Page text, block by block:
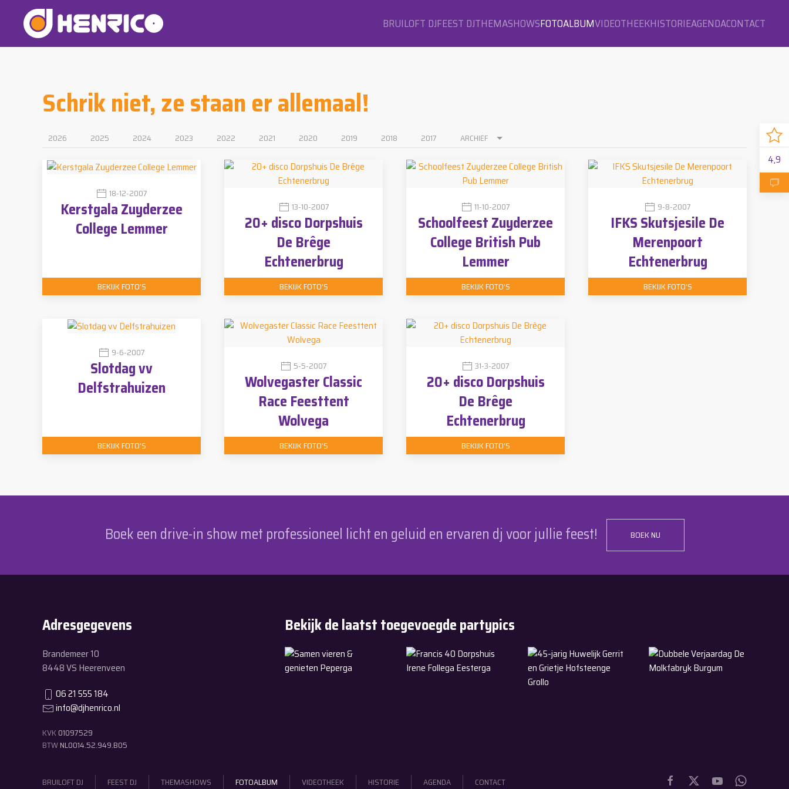
4,9
BRUILOFT DJFEEST DJTHEMASHOWSFOTOALBUMVIDEOTHEEKHISTORIEAGENDACONTACT
Schrik niet, ze staan er allemaal!
2026 2025 2024 2023 2022 2021 2020 2019 2018 2017 ARCHIEF
18-12-2007
Kerstgala Zuyderzee
College Lemmer
BEKIJK FOTO'S
13-10-2007
20+ disco Dorpshuis
De Brêge
Echtenerbrug
BEKIJK FOTO'S
11-10-2007
Schoolfeest Zuyderzee
College British Pub
Lemmer
BEKIJK FOTO'S
9-8-2007
IFKS Skutsjesile De
Merenpoort
Echtenerbrug
BEKIJK FOTO'S
9-6-2007
Slotdag vv
Delfstrahuizen
BEKIJK FOTO'S
5-5-2007
Wolvegaster Classic
Race Feesttent
Wolvega
BEKIJK FOTO'S
31-3-2007
20+ disco Dorpshuis
De Brêge
Echtenerbrug
BEKIJK FOTO'S
Boek een drive-in show met professioneel licht en geluid en ervaren dj voor jullie feest! BOEK NU
Adresgegevens
Brandemeer 10
8448 VS Heerenveen
06 21 555 184
info@djhenrico.nl
KVK 01097529
BTWNL0014.52.949.B05
Bekijk de laatst toegevoegde partypics
Samen vieren & genieten PepergaFrancis 40 Dorpshuis Irene Follega Eesterga45-jarig Huwelijk Gerrit en Grietje Hofsteenge Grollo
Dubbele Verjaardag De
BRUILOFT DJ FEEST DJ THEMASHOWS FOTOALBUM VIDEOTHEEK HISTORIE AGENDA CONTACT